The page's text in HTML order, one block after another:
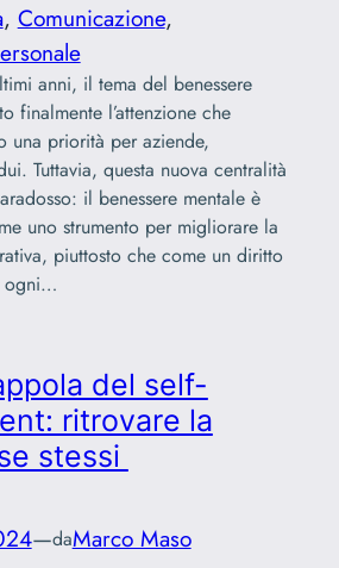
, Comunicazione
anni, il tema del benessere
finalmente l’attenzione che
una priorità per aziende,
Tuttavia, questa nuova centralità
il benessere mentale è
uno strumento per migliorare la
piuttosto che come un diritto
ogni…
del self-
ritrovare la
stessi
—daMarco Maso